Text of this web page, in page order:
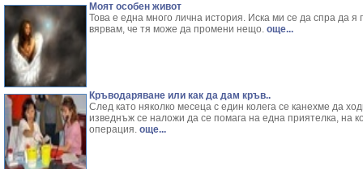
Моят особен живот
Това е една много лична история. Иска ми се да спра да
вярвам, че тя може да промени нещо. още...
Кръводаряване или как да дам кръв..
След като няколко месеца с един колега се канехме да
изведнъж се наложи да се помага на една приятелка, на
операция. още...